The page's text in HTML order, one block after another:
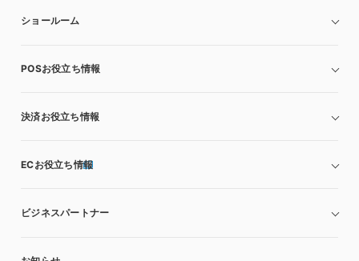
ショールーム
POSお役立ち情報
決済お役立ち情報
ECお役立ち情報
ビジネスパートナー